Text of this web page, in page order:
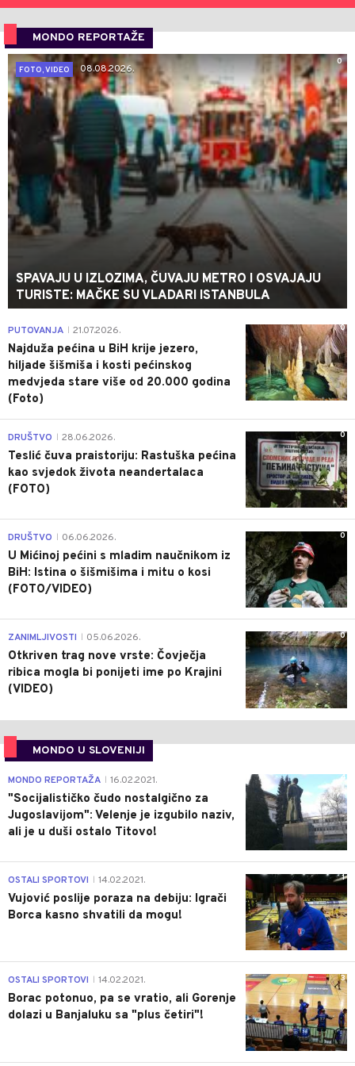
MONDO REPORTAŽE
0
FOTO, VIDEO
08.08.2026.
SPAVAJU U IZLOZIMA, ČUVAJU METRO I OSVAJAJU
TURISTE: MAČKE SU VLADARI ISTANBULA
0
PUTOVANJA 21.07.2026.
Najduža pećina u BiH krije jezero,
hiljade šišmiša i kosti pećinskog
medvjeda stare više od 20.000 godina
(Foto)
0
DRUŠTVO 28.06.2026.
Teslić čuva praistoriju: Rastuška pećina
kao svjedok života neandertalaca
(FOTO)
0
DRUŠTVO 06.06.2026.
U Mićinoj pećini s mladim naučnikom iz
BiH: Istina o šišmišima i mitu o kosi
(FOTO/VIDEO)
0
ZANIMLJIVOSTI 05.06.2026.
Otkriven trag nove vrste: Čovječja
ribica mogla bi ponijeti ime po Krajini
(VIDEO)
MONDO U SLOVENIJI
4
MONDO REPORTAŽA 16.02.2021.
"Socijalističko čudo nostalgično za
Jugoslavijom": Velenje je izgubilo naziv,
ali je u duši ostalo Titovo!
1
OSTALI SPORTOVI 14.02.2021.
Vujović poslije poraza na debiju: Igrači
Borca kasno shvatili da mogu!
3
OSTALI SPORTOVI 14.02.2021.
Borac potonuo, pa se vratio, ali Gorenje
dolazi u Banjaluku sa "plus četiri"!